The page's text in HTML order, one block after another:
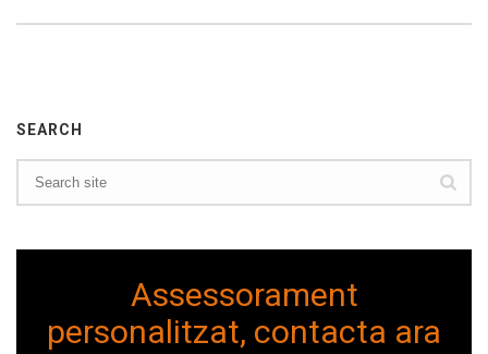
SEARCH
Assessorament
personalitzat, contacta ara